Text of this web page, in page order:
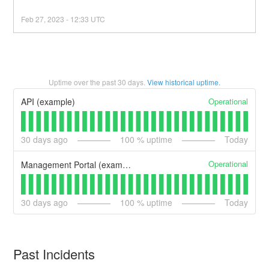
Feb27 ,2023 - 12:33 UTC
Uptime over the past30 days. View historical uptime.
API (example) Operational
30 days ago 100 % uptime Today
Management Portal (example) Operational
30 days ago 100 % uptime Today
Past Incidents